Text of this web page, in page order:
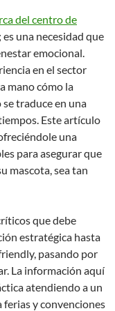
del centro de
una necesidad que
emocional.
en el sector
mano cómo la
traduce en una
Este artículo
una
para asegurar que
mascota, sea tan
que debe
estratégica hasta
pasando por
La información aquí
atendiendo a un
y convenciones